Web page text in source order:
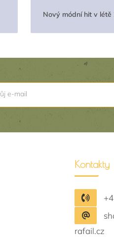
Nový módní hit v létě
e-mail
Kontakty
rafail.cz